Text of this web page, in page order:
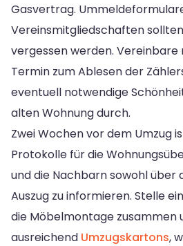
Gasvertrag.
Vereinsmitgliedschaften
vergessen werden.
Termin zum Ablesen der
eventuell notwendige
alten Wohnung durch.
Zwei Wochen vor dem Umzug
Protokolle für die
und die Nachbarn sowohl über
Auszug zu informieren. Stelle
die Möbelmontage zusammen
ausreichend Umzugskartons,